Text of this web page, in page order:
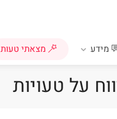
מידע מצאתי טעות
על טעויות